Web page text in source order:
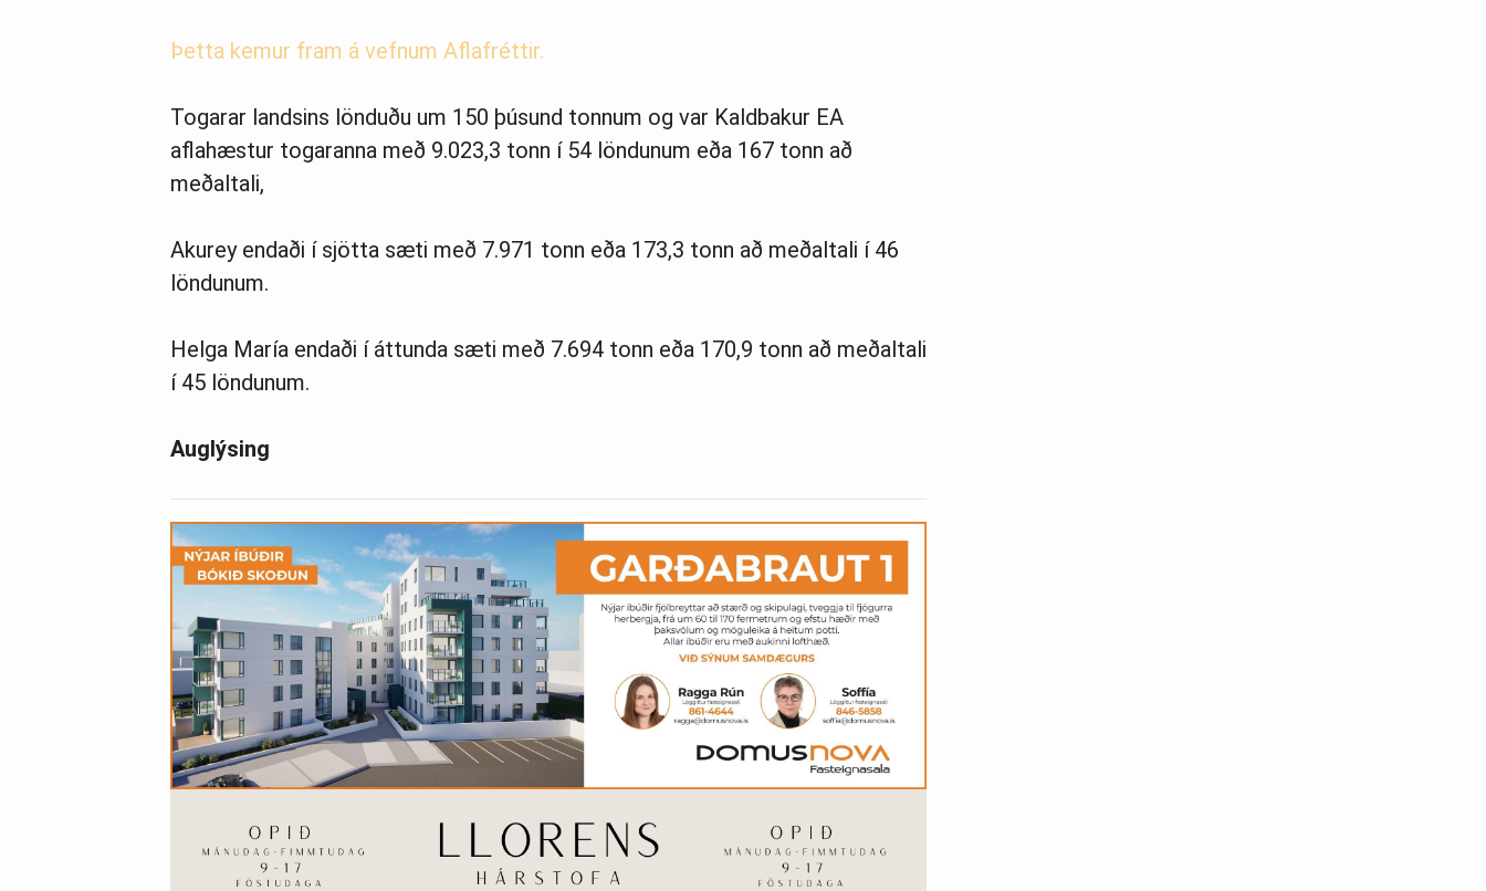
Þetta kemur fram á vefnum Aflafréttir.
Togarar landsins lönduðu um 150 þúsund tonnum og var Kaldbakur EA
aflahæstur togaranna með 9.023,3 tonn í 54 löndunum eða 167 tonn að
meðaltali,
Akurey endaði í sjötta sæti með 7.971 tonn eða 173,3 tonn að meðaltali í 46
löndunum.
Helga María endaði í áttunda sæti með 7.694 tonn eða 170,9 tonn að meðaltali
í 45 löndunum.
Auglýsing